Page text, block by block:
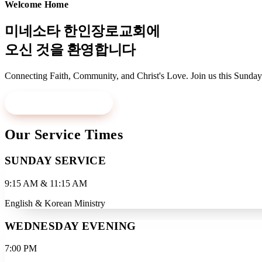
Welcome Home
미네소타 한인장로교회에
오신 것을 환영합니다
Connecting Faith, Community, and Christ's Love. Join us this
Our Service Times
SUNDAY SERVICE
9:15 AM & 11:15 AM
English & Korean Ministry
WEDNESDAY EVENING
7:00 PM